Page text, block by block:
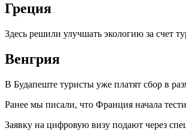
Греция
Здесь решили улучшать экологию за счет
Венгрия
В Будапеште туристы уже платят сбор в
Ранее мы писали, что Франция начала
Заявку на цифровую визу подают через